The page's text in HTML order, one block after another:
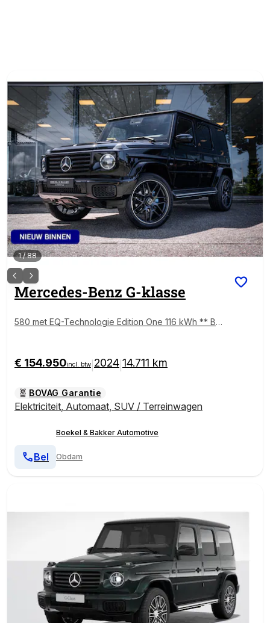
1/88
Mercedes-Benz G-klasse
580 met EQ-Technologie Edition One 116 kWh ** Bur
€ 154.950incl. btw 2024 14.711 km
BOVAG Garantie
Elektriciteit, Automaat, SUV / Terreinwagen
Boekel & Bakker Automotive
Obdam
Bel